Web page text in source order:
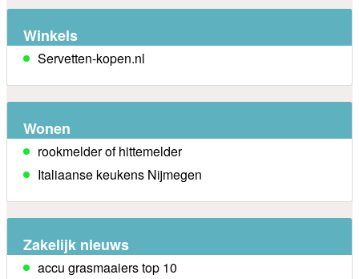
Winkels
Servetten-kopen.nl
Wonen
rookmelder of hittemelder
Italiaanse keukens Nijmegen
Zakelijk nieuws
accu grasmaaiers top 10